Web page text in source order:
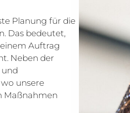
Planung für die
Das bedeutet,
Auftrag
Neben der
unsere
Maßnahmen